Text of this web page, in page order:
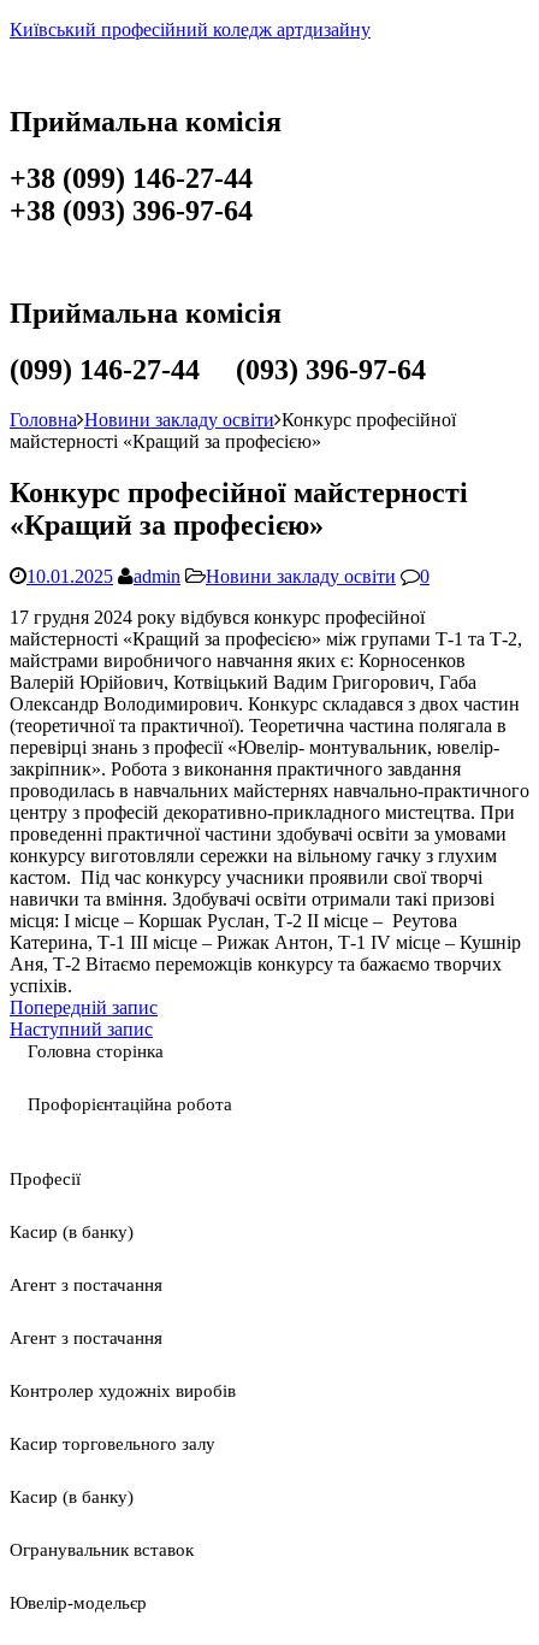
Київський професійний коледж артдизайну
Приймальна комісія
+38 (099) 146-27-44
+38 (093) 396-97-64
Приймальна комісія
(099) 146-27-44 (093) 396-97-64
Головна Новини закладу освіти Конкурс професійної
майстерності «Кращий за професією»
Конкурс професійної майстерності
«Кращий за професією»
10.01.2025 admin Новини закладу освіти
0
17 грудня 2024 року відбувся конкурс професійної
майстерності «Кращий за професією» між групами Т-1 та Т-2,
майстрами виробничого навчання яких є: Корносенков
Валерій Юрійович, Котвіцький Вадим Григорович, Габа
Олександр Володимирович. Конкурс складався з двох частин
(теоретичної та практичної). Теоретична частина полягала в
перевірці знань з професії «Ювелір- монтувальник, ювелір-
закріпник». Робота з виконання практичного завдання
проводилась в навчальних майстернях навчально-практичного
центру з професій декоративно-прикладного мистецтва. При
проведенні практичної частини здобувачі освіти за умовами
конкурсу виготовляли сережки на вільному гачку з глухим
кастом. Під час конкурсу учасники проявили свої творчі
навички та вміння. Здобувачі освіти отримали такі призові
місця: І місце – Коршак Руслан, Т-2 ІІ місце – Реутова
Катерина, Т-1 ІІІ місце – Рижак Антон, Т-1 ІV місце – Кушнір
Аня, Т-2 Вітаємо переможців конкурсу та бажаємо творчих
успіхів.
Попередній запис
Наступний запис
Головна сторінка
Профорієнтаційна робота
Професії
Касир (в банку)
Агент з постачання
Агент з постачання
Контролер художніх виробів
Касир торговельного залу
Касир (в банку)
Огранувальник вставок
Ювелір-модельєр